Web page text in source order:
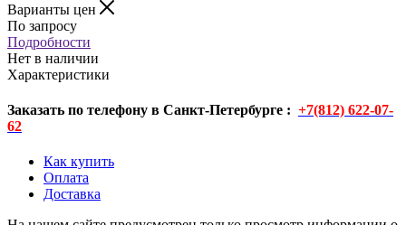
Варианты цен
По запросу
Подробности
Нет в наличии
Характеристики
Заказать по телефону в Санкт-Петербурге : +7(812) 622-07-
62
Как купить
Оплата
Доставка